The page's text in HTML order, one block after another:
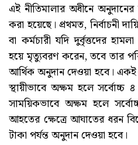
এই নীতিমালার অধীনে
করা হয়েছে। প্রথমত, নির্বাচনী
বা কর্মচারী যদি দুর্বৃত্তদের
হয়ে মৃত্যুবরণ করেন, তবে তার
আর্থিক অনুদান দেওয়া হবে।
স্থায়ীভাবে অক্ষম হলে
সাময়িকভাবে অক্ষম হলে
আহতের ক্ষেত্রে আঘাতের ধরন
টাকা পর্যন্ত অনুদান দেওয়া হবে।